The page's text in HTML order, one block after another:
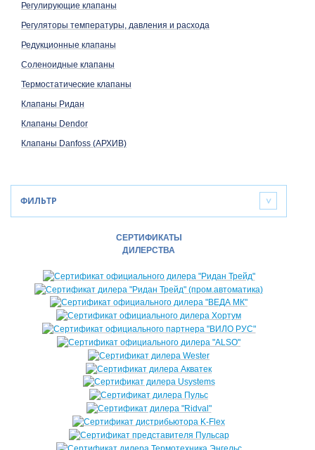
Регулирующие клапаны
Регуляторы температуры, давления и расхода
Редукционные клапаны
Соленоидные клапаны
Термостатические клапаны
Клапаны Ридан
Клапаны Dendor
Клапаны Danfoss (АРХИВ)
ФИЛЬТР >
СЕРТИФИКАТЫ
ДИЛЕРСТВА